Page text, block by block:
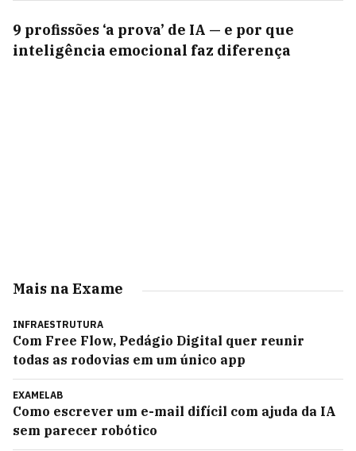
9 profissões ‘a prova’ de IA — e por que
inteligência emocional faz diferença
Mais na Exame
INFRAESTRUTURA
Com Free Flow, Pedágio Digital quer reunir
todas as rodovias em um único app
EXAMELAB
Como escrever um e-mail difícil com ajuda da IA
sem parecer robótico